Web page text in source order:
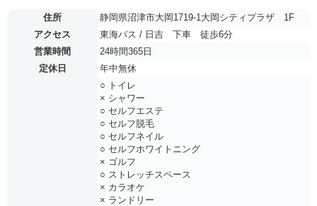
住所
静岡県沼津市大岡1719-1大岡シティプラザ 1F
アクセス
東海バス / 日吉 下車 徒歩6分
営業時間
24時間365日
定休日
年中無休
○ トイレ
× シャワー
○ セルフエステ
○ セルフ脱毛
○ セルフネイル
○ セルフホワイトニング
× ゴルフ
○ ストレッチスペース
× カラオケ
× ランドリー